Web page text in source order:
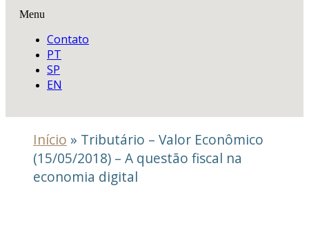
Menu
Contato
PT
SP
EN
Início » Tributário – Valor Econômico
(15/05/2018) – A questão fiscal na
economia digital